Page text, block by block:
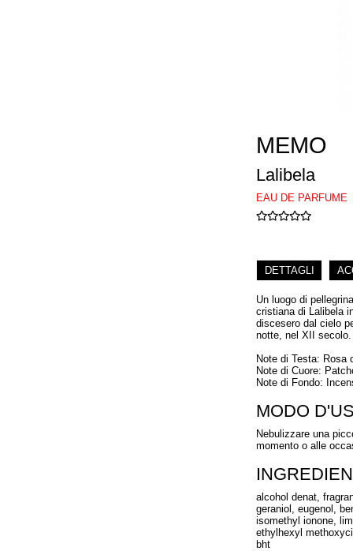
MEMO
Lalibela
EAU DE PARFUME
DETTAGLI
Un luogo di
cristiana di Lalibela
discesero dal cielo
notte, nel XII
Note di Testa: Rosa
Note di Cuore:
Note di Fondo:
MODO
Nebulizzare una
momento o alle
alcohol denat,
geraniol, eugenol,
isomethyl ionone,
ethylhexyl
bht